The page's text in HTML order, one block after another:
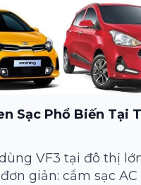
Sạc Phổ Biến Tại
VF3 tại đô thị
giản: cắm sạc